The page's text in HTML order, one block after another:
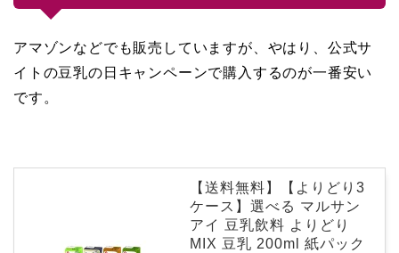
アマゾンなどでも販売していますが、やはり、公式サ
イトの豆乳の日キャンペーンで購入するのが一番安い
です。
【送料無料】【よりどり3
ケース】選べる マルサン
アイ 豆乳飲料 よりどり
MIX 豆乳 200ml 紙パック